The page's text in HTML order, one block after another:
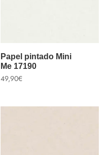
Papel pintado Mini
Me 17190
49,90€